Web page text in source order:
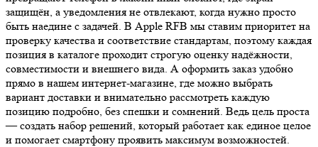
защищён, а уведомления не отвлекают, когда нужно просто
быть наедине с задачей. В Apple RFB мы ставим приоритет на
проверку качества и соответствие стандартам, поэтому каждая
позиция в каталоге проходит строгую оценку надёжности,
совместимости и внешнего вида. А оформить заказ удобно
прямо в нашем интернет-магазине, где можно выбрать
вариант доставки и внимательно рассмотреть каждую
позицию подробно, без спешки и сомнений. Ведь цель проста
— создать набор решений, который работает как единое целое
и помогает смартфону проявить максимум возможностей.